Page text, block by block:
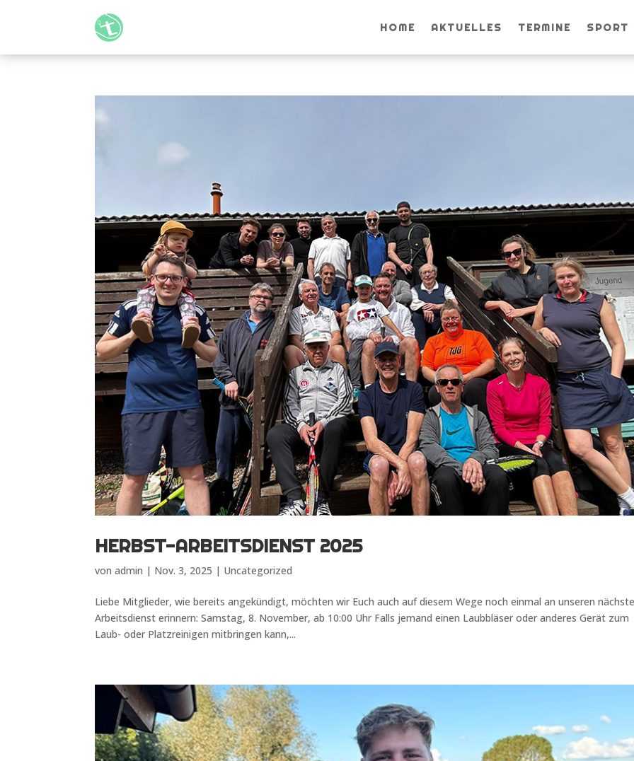
HOME AKTUELLES TERMINE SPORT
HERBST-ARBEITSDIENST 2025
vonadmin | Nov. 3, 2025 | Uncategorized
Liebe Mitglieder, wie bereits angekündigt, möchten wir Euch auch auf diesem Wege noch einmal an unseren
Arbeitsdienst erinnern: Samstag, 8. November, ab 10:00 Uhr Falls jemand einen Laubbläser oder anderes Gerät zum
Laub- oder Platzreinigen mitbringen kann,...